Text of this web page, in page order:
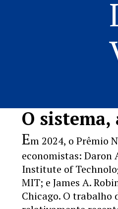
O
Em 2024, o Prêmio
economistas: Daron
Institute of
MIT; e James A.
Chicago. O trabalho